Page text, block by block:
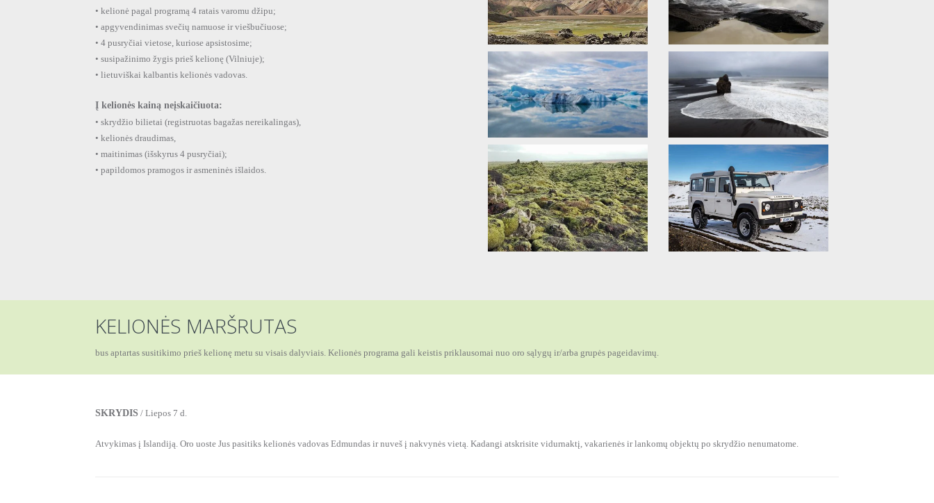
• kelionė pagal programą 4 ratais varomu džipu;
• apgyvendinimas svečių namuose ir viešbučiuose;
• 4 pusryčiai vietose, kuriose apsistosime;
• susipažinimo žygis prieš kelionę (Vilniuje);
• lietuviškai kalbantis kelionės vadovas.
Į kelionės kainą neįskaičiuota:
• skrydžio bilietai (registruotas bagažas nereikalingas),
• kelionės draudimas,
• maitinimas (išskyrus 4 pusryčiai);
• papildomos pramogos ir asmeninės išlaidos.
KELIONĖS MARŠRUTAS
bus aptartas susitikimo prieš kelionę metu su visais dalyviais. Kelionės programa gali keistis priklausomai nuo oro sąlygų ir/arba grupės pageidavimų.
SKRYDIS / Liepos 7 d.
Atvykimas į Islandiją. Oro uoste Jus pasitiks kelionės vadovas Edmundas ir nuveš į nakvynės vietą. Kadangi atskrisite vidurnaktį, vakarienės ir lankomų objektų po skrydžio nenumatome.